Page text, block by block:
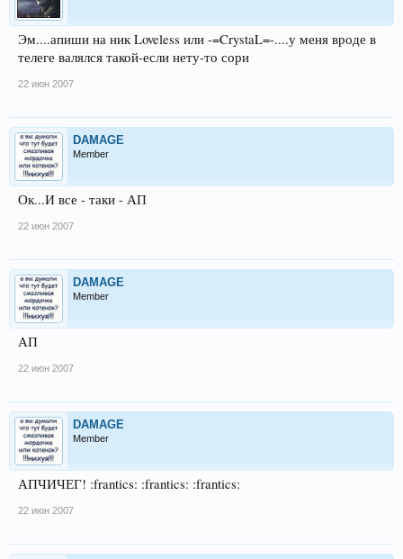
Эм....апиши на ник Loveless или -=CrystaL=-....у меня вроде в
телеге валялся такой-если нету-то сори
22 июн 2007
DAMAGE
Member
Ок...И все - таки - АП
22 июн 2007
DAMAGE
Member
АП
22 июн 2007
DAMAGE
Member
АПЧИЧЕГ! :frantics: :frantics: :frantics:
22 июн 2007